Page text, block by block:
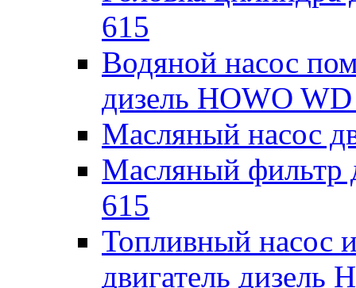
615
Водяной насос
дизель HOWO
Масляный насос
Масляный фильтр
615
Топливный насос
двигатель дизель